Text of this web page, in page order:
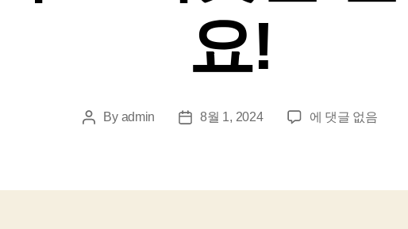
요!
PostBy admin
Post8월 1, 2024
마
터
에 댓글 없음